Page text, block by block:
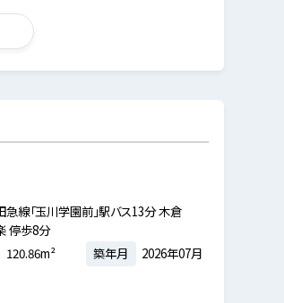
急線「玉川学園前」駅バス13分 木倉
停歩8分
120.86m² 築年月 2026年07月